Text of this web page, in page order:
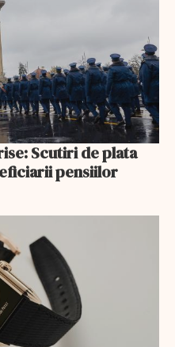
Scutiri de plata
pensiilor